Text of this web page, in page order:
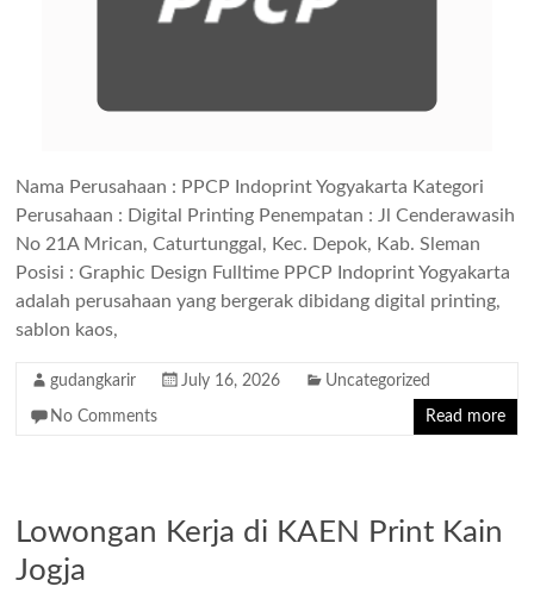
Nama Perusahaan : PPCP Indoprint Yogyakarta Kategori
Perusahaan : Digital Printing Penempatan : Jl Cenderawasih
No 21A Mrican, Caturtunggal, Kec. Depok, Kab. Sleman
Posisi : Graphic Design Fulltime PPCP Indoprint Yogyakarta
adalah perusahaan yang bergerak dibidang digital printing,
sablon kaos,
gudangkarir July 16, 2026 Uncategorized
No Comments Read more
Lowongan Kerja di KAEN Print Kain
Jogja